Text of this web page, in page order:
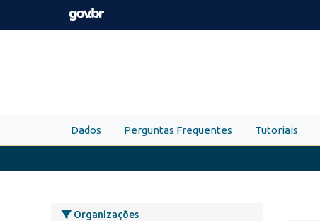
Skip to main content
Dados Perguntas Frequentes Tutoriais
Organizações